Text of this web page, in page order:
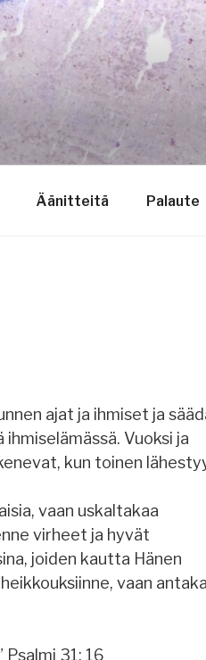
Äänitteitä Palaute
ajat ja ihmiset ja
Vuoksi ja
kun toinen
vaan uskaltakaa
virheet ja hyvät
joiden kautta Hänen
vaan
Psalmi 31: 16